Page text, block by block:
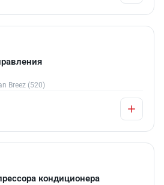
Breez (520)
кондиционера